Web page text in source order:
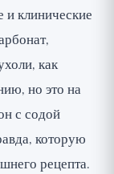
и клинические
как
но это на
с содой
которую
рецепта.